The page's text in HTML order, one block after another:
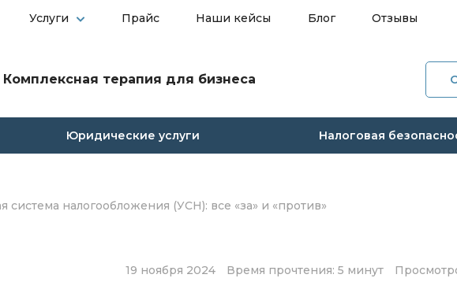
Услуги Прайс Наши кейсы Блог
Отзывы
Комплексная терапия для бизнеса О
Юридические услуги Налоговая
система налогообложения (УСН): все «за» и «против»
19 ноября 2024 Время прочтения: 5 минут